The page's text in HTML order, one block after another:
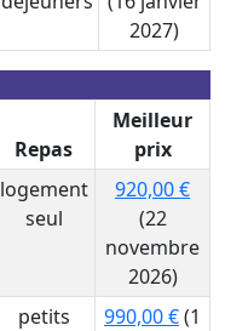
2027)
Repas
Meilleur
prix
logement
seul
920,00 €
(22
novembre
2026)
petits
990,00 €(1